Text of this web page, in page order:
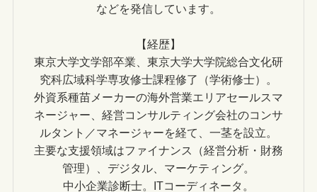
などを発信しています。
【経歴】
東京大学文学部卒業、東京大学大学院総合文化研
究科広域科学専攻修士課程修了（学術修士）。
外資系種苗メーカーの海外営業エリアセールスマ
ネージャー、経営コンサルティング会社のコンサ
ルタント／マネージャーを経て、一茎を設立。
主要な支援領域はファイナンス（経営分析・財務
管理）、デジタル、マーケティング。
中小企業診断士。ITコーディネータ。